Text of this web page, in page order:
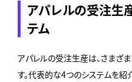
アパレルの受注生
テム
アパレルの受注生産は、さまざ
す。代表的な4つのシステムを紹